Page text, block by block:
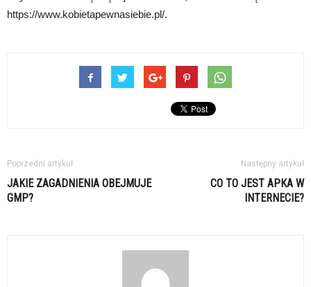
https://www.kobietapewnasiebie.pl/.
Poprzedni artykuł
JAKIE ZAGADNIENIA OBEJMUJE
GMP?
Następny artykuł
CO TO JEST APKA W
INTERNECIE?